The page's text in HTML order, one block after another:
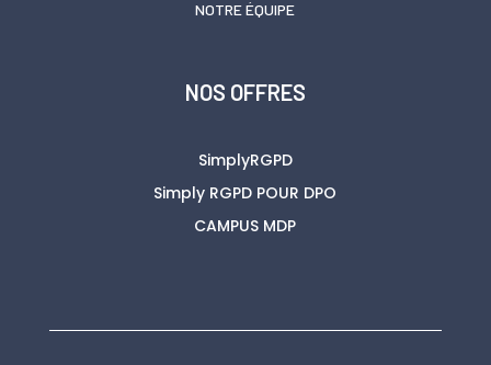
NOTRE ÉQUIPE
NOS OFFRES
SimplyRGPD
Simply RGPD POUR DPO
CAMPUS MDP